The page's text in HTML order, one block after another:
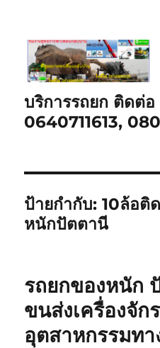
บริการรถยก ติดต่
0640711613,
ป้ายกำกับ:10ล้อติ
หนักปัตตานี
รถยกของหนัก
ขนส่งเครื่องจัก
อุตสาหกรรมทา